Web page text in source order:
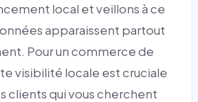
local et veillons à ce
apparaissent partout
Pour un commerce de
visibilité locale est cruciale
clients qui vous cherchent